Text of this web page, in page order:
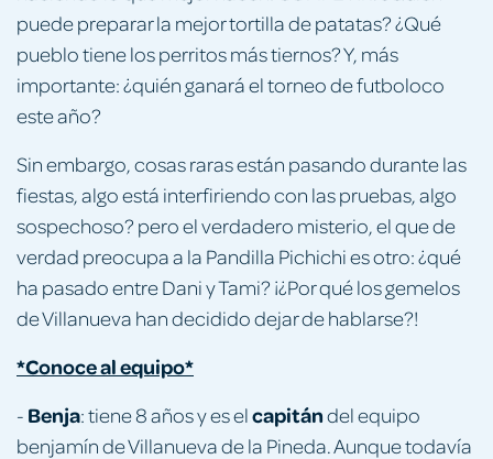
puede preparar la mejor tortilla de patatas? ¿Qué
pueblo tiene los perritos más tiernos? Y, más
importante: ¿quién ganará el torneo de futboloco
este año?
Sin embargo, cosas raras están pasando durante las
fiestas, algo está interfiriendo con las pruebas, algo
sospechoso? pero el verdadero misterio, el que de
verdad preocupa a la Pandilla Pichichi es otro: ¿qué
ha pasado entre Dani y Tami? ¡¿Por qué los gemelos
de Villanueva han decidido dejar de hablarse?!
*Conoce al equipo*
- Benja: tiene 8 años y es elcapitándel equipo
benjamín de Villanueva de la Pineda. Aunque todavía